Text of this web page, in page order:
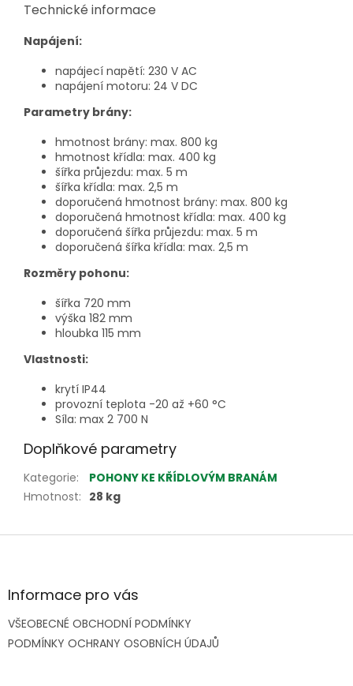
Technické informace
Napájení:
napájecí napětí: 230 V AC
napájení motoru: 24 V DC
Parametry brány:
hmotnost brány: max. 800 kg
hmotnost křídla: max. 400 kg
šířka průjezdu: max. 5 m
šířka křídla: max. 2,5 m
doporučená hmotnost brány: max. 800 kg
doporučená hmotnost křídla: max. 400 kg
doporučená šířka průjezdu: max. 5 m
doporučená šířka křídla: max. 2,5 m
Rozměry pohonu:
šířka 720 mm
výška 182 mm
hloubka 115 mm
Vlastnosti:
krytí IP44
provozní teplota -20 až +60 °C
Síla: max 2 700 N
Doplňkové parametry
Kategorie:
POHONY KE KŘÍDLOVÝM BRANÁM
Hmotnost: 28 kg
Z
aInformace pro vás
VŠEOBECNÉ OBCHODNÍ PODMÍNKY
PODMÍNKY OCHRANY OSOBNÍCH ÚDAJŮ